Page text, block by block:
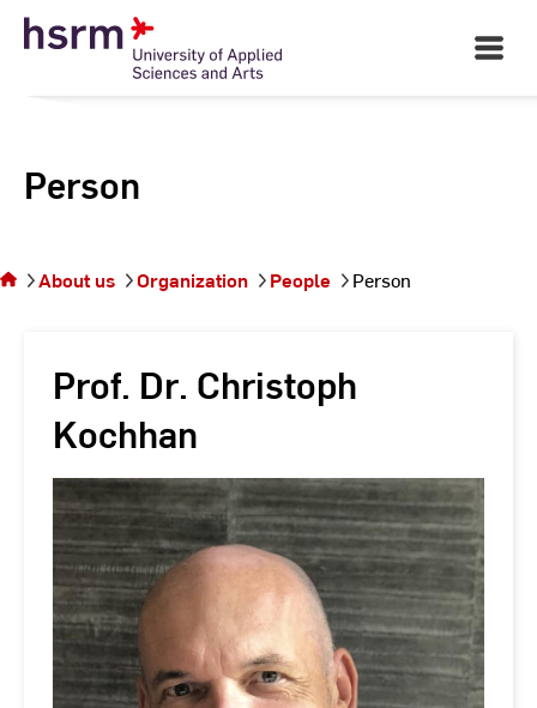
Skip
Open
Main
Person
the
About us Organization People Person
Prof. Dr. Christoph
Kochhan